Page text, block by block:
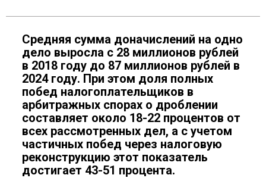
Средняя сумма доначислений на одно
дело выросла с 28 миллионов рублей
в 2018 году до 87 миллионов рублей в
2024 году. При этом доля полных
побед налогоплательщиков в
арбитражных спорах о дроблении
составляет около 18-22 процентов от
всех рассмотренных дел, а с учетом
частичных побед через налоговую
реконструкцию этот показатель
достигает 43-51 процента.